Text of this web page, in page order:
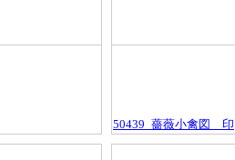
50439_薔薇小禽図＿印